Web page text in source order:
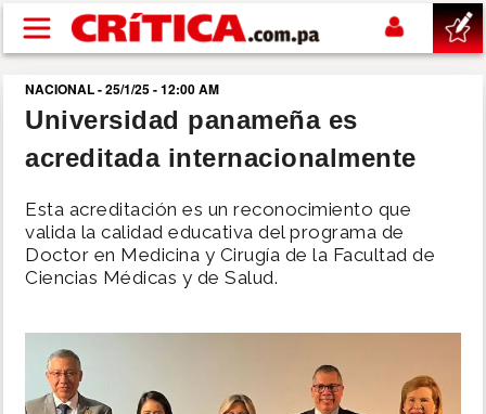
Pasar al contenido principal
buscar
SUCESOS
NACIONAL
POLÍTICA
DEPORTES
NACIONAL - 25/1/25 - 12:00 AM
Universidad panameña es
acreditada internacionalmente
Esta acreditación es un reconocimiento que
valida la calidad educativa del programa de
Doctor en Medicina y Cirugía de la Facultad de
Ciencias Médicas y de Salud.